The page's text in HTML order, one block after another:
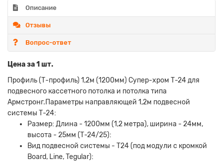
Описание
Отзывы
Вопрос-ответ
Цена за 1 шт.
Профиль (Т-профиль) 1,2м (1200мм) Супер-хром Т-24 для
подвесного кассетного потолка и потолка типа
Армстронг.Параметры направляющей 1,2м подвесной
системы Т-24:
Размер: Длина - 1200мм (1,2 метра), ширина - 24мм,
высота - 25мм (Т-24/25):
Вид подвесной системы - Т24 (под модули с кромкой
Board, Line, Tegular):